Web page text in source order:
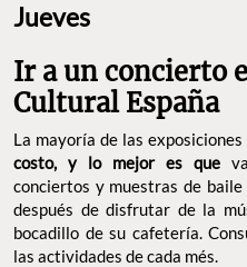
Jueves
Ir a un concierto
Cultural España
La mayoría de las exposiciones
costo, y lo mejor es que
conciertos y muestras de
después de disfrutar de la
bocadillo de su cafetería.
las actividades de cada més.